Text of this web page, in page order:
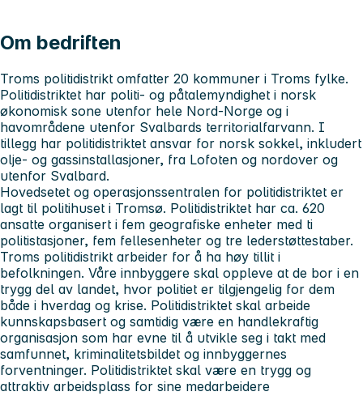
Om bedriften
Troms politidistrikt omfatter 20 kommuner i Troms fylke.
Politidistriktet har politi- og påtalemyndighet i norsk
økonomisk sone utenfor hele Nord-Norge og i
havområdene utenfor Svalbards territorialfarvann. I
tillegg har politidistriktet ansvar for norsk sokkel, inkludert
olje- og gassinstallasjoner, fra Lofoten og nordover og
utenfor Svalbard.
Hovedsetet og operasjonssentralen for politidistriktet er
lagt til politihuset i Tromsø. Politidistriktet har ca. 620
ansatte organisert i fem geografiske enheter med ti
politistasjoner, fem fellesenheter og tre lederstøttestaber.
Troms politidistrikt arbeider for å ha høy tillit i
befolkningen. Våre innbyggere skal oppleve at de bor i en
trygg del av landet, hvor politiet er tilgjengelig for dem
både i hverdag og krise. Politidistriktet skal arbeide
kunnskapsbasert og samtidig være en handlekraftig
organisasjon som har evne til å utvikle seg i takt med
samfunnet, kriminalitetsbildet og innbyggernes
forventninger. Politidistriktet skal være en trygg og
attraktiv arbeidsplass for sine medarbeidere